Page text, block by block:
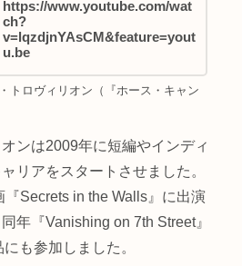
https://www.youtube.com/wat
ch?
v=lqzdjnYAsCM&feature=yout
u.be
トロヴィリオン（『ホース・キャン
ンは2009年に短編やインディ
リアをスタートさせました。
Secrets in the Walls』に出演
年『Vanishing on 7th Street』
も参加しました。